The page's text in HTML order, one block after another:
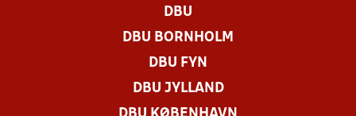
DBU
DBU BORNHOLM
DBU FYN
DBU JYLLAND